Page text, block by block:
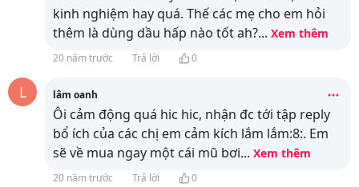
kinh nghiệm hay quá. Thế các mẹ cho em hỏi
thêm là dùng dầu hấp nào tốt ah?... Xem thêm
20 năm trước Trả lời 0
L lâm oanh
Ôi cảm động quá hic hic, nhận đc tới tập reply
bổ ích của các chị em cảm kích lắm lắm:8:. Em
sẽ về mua ngay một cái mũ bơi... Xem thêm
20 năm trước Trả lời 0